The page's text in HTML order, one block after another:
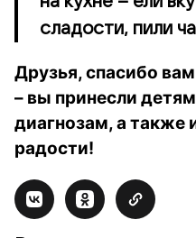
сладости, пили
Друзья, спасибо
– вы принесли
диагнозам, а также
радости!